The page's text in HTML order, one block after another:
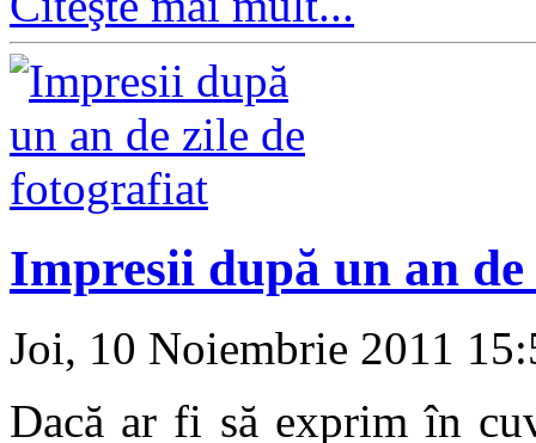
Impresii după un an
Joi, 10 Noiembrie 2011
Dacă ar fi să exprim în